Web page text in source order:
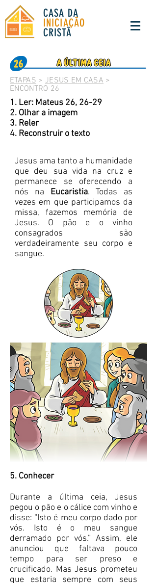
CASA DA
INICIAÇÃO
CRISTÃ
ETAPAS> JESUS EM CASA >
ENCONTRO 26
1. Ler: Mateus 26, 26-29
2. Olhar a imagem
3. Reler
4. Reconstruir o texto
Jesus ama tanto a humanidade
que deu sua vida na cruz e
permanece se oferecendo a
nós na Eucaristia. Todas as
vezes em que participamos da
missa, fazemos memória de
Jesus. O pão e o vinho
consagrados são
verdadeiramente seu corpo e
sangue.
5. Conhecer
Durante a última ceia, Jesus
pegou o pão e o cálice com vinho e
disse: “Isto é meu corpo dado por
vós. Isto é o meu sangue
derramado por vós.” Assim, ele
anunciou que faltava pouco
tempo para ser preso e
crucificado. Mas Jesus prometeu
que estaria sempre com seus